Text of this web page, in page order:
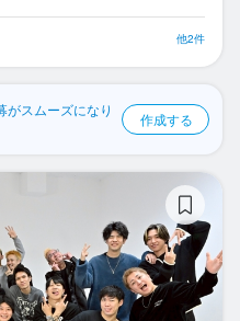
他2件
がスムーズになり
作成する